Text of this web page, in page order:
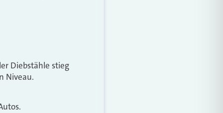
Diebstähle stieg
Niveau.